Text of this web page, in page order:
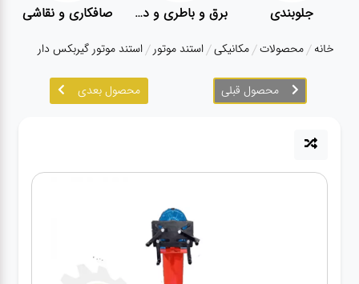
درباره
صافکاری و نقاشی کارواش
خانه محصولات مکانیکی استند موتور استند موتور گیربکس دار
محصول قبلی محصول بعدی